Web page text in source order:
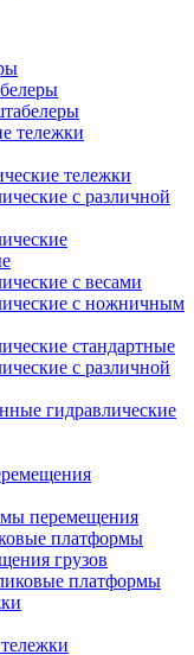
тележки
тележки
с различной
с весами
с ножничным
стандартные
с различной
гидравлические
перемещения
платформы
грузов
платформы